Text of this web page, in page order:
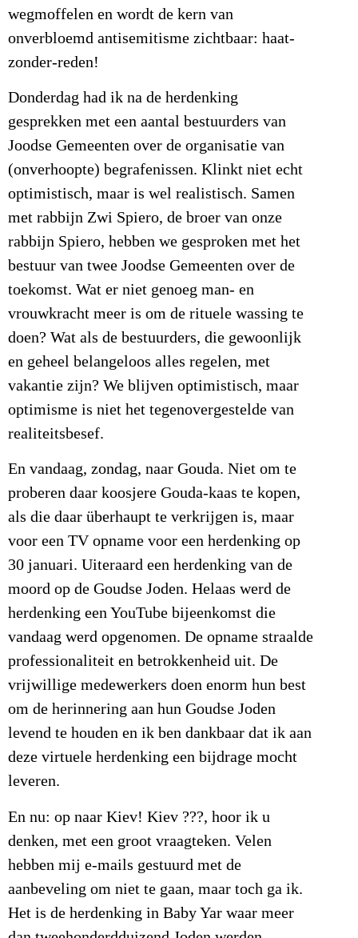
wegmoffelen en wordt de kern van
onverbloemd antisemitisme zichtbaar: haat-
zonder-reden!
Donderdag had ik na de herdenking
gesprekken met een aantal bestuurders van
Joodse Gemeenten over de organisatie van
(onverhoopte) begrafenissen. Klinkt niet echt
optimistisch, maar is wel realistisch. Samen
met rabbijn Zwi Spiero, de broer van onze
rabbijn Spiero, hebben we gesproken met het
bestuur van twee Joodse Gemeenten over de
toekomst. Wat er niet genoeg man- en
vrouwkracht meer is om de rituele wassing te
doen? Wat als de bestuurders, die gewoonlijk
en geheel belangeloos alles regelen, met
vakantie zijn? We blijven optimistisch, maar
optimisme is niet het tegenovergestelde van
realiteitsbesef.
En vandaag, zondag, naar Gouda. Niet om te
proberen daar koosjere Gouda-kaas te kopen,
als die daar überhaupt te verkrijgen is, maar
voor een TV opname voor een herdenking op
30 januari. Uiteraard een herdenking van de
moord op de Goudse Joden. Helaas werd de
herdenking een YouTube bijeenkomst die
vandaag werd opgenomen. De opname straalde
professionaliteit en betrokkenheid uit. De
vrijwillige medewerkers doen enorm hun best
om de herinnering aan hun Goudse Joden
levend te houden en ik ben dankbaar dat ik aan
deze virtuele herdenking een bijdrage mocht
leveren.
En nu: op naar Kiev! Kiev ???, hoor ik u
denken, met een groot vraagteken. Velen
hebben mij e-mails gestuurd met de
aanbeveling om niet te gaan, maar toch ga ik.
Het is de herdenking in Baby Yar waar meer